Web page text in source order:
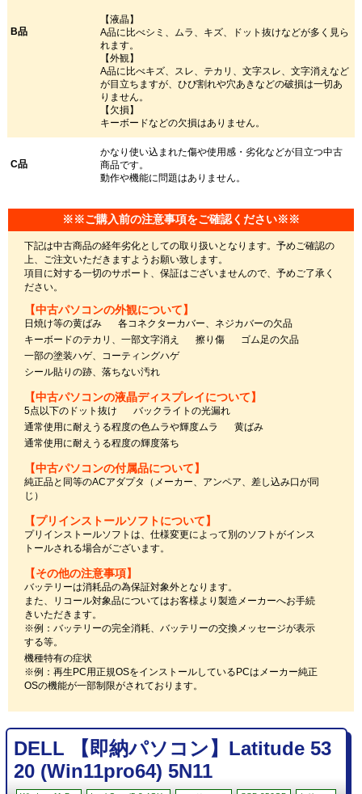
B品
【液晶】
A品に比べシミ、ムラ、キズ、ドット抜けなどが多く見ら
れます。
【外観】
A品に比べキズ、スレ、テカリ、文字スレ、文字消えなど
が目立ちますが、ひび割れや穴あきなどの破損は一切あ
りません。
【欠損】
キーボードなどの欠損はありません。
C品
かなり使い込まれた傷や使用感・劣化などが目立つ中古
商品です。
動作や機能に問題はありません。
※※ご購入前の注意事項をご確認ください※※
下記は中古商品の経年劣化としての取り扱いとなります。予めご確認の
上、ご注文いただきますようお願い致します。
項目に対する一切のサポート、保証はございませんので、予めご了承く
ださい。
【中古パソコンの外観について】
日焼け等の黄ばみ
各コネクターカバー、ネジカバーの欠品
キーボードのテカリ、一部文字消え
擦り傷
ゴム足の欠品
一部の塗装ハゲ、コーティングハゲ
シール貼りの跡、落ちない汚れ
【中古パソコンの液晶ディスプレイについて】
5点以下のドット抜け
バックライトの光漏れ
通常使用に耐えうる程度の色ムラや輝度ムラ
黄ばみ
通常使用に耐えうる程度の輝度落ち
【中古パソコンの付属品について】
純正品と同等のACアダプタ（メーカー、アンペア、差し込み口が同
じ）
【プリインストールソフトについて】
プリインストールソフトは、仕様変更によって別のソフトがインス
トールされる場合がございます。
【その他の注意事項】
バッテリーは消耗品の為保証対象外となります。
また、リコール対象品についてはお客様より製造メーカーへお手続
きいただきます。
※例：バッテリーの完全消耗、バッテリーの交換メッセージが表示
する等。
機種特有の症状
※例：再生PC用正規OSをインストールしているPCはメーカー純正
OSの機能が一部制限がされております。
DELL 【即納パソコン】Latitude 53
20 (Win11pro64) 5N11